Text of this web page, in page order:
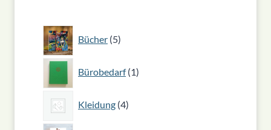
Bücher 5
Produkte
Bürobedarf 1
Produkt
Kleidung 4
Produkte